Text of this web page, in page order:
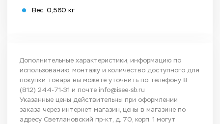
Вес: 0,560 кг
Дополнительные характеристики, информацию по
использованию, монтажу и количество доступного для
покупки товара вы можете уточнить по телефону 8
(812) 244-71-31 и почте info@isee-sb.ru
Указанные цены действительны при оформлении
заказа через интернет магазин, цены в магазине по
адресу Светлановский пр-кт, д. 70, корп. 1 могут